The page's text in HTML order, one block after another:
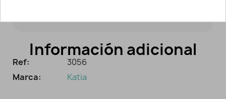
Información adicional
Ref:
3056
Marca:
Katia